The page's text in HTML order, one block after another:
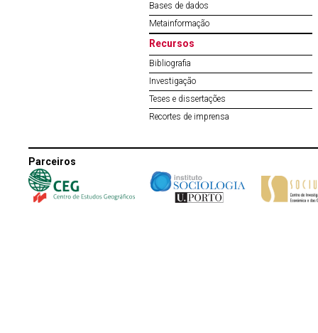
Bases de dados
Metainformação
Recursos
Bibliografia
Investigação
Teses e dissertações
Recortes de imprensa
Parceiros